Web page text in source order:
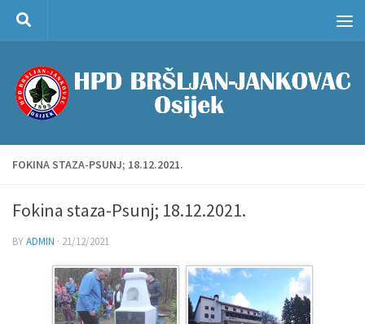
Skip to content
FOKINA STAZA-PSUNJ; 18.12.2021.
Fokina staza-Psunj; 18.12.2021.
BYADMIN · 21/12/2021